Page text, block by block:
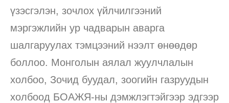
үзэсгэлэн, зочлох үйлчилгээний
мэргэжлийн ур чадварын аварга
шалгаруулах тэмцээний нээлт өнөөдөр
боллоо. Монголын аялал жуулчлалын
холбоо, Зочид буудал, зоогийн газруудын
холбоод БОАЖЯ-ны дэмжлэгтэйгээр эдгээр